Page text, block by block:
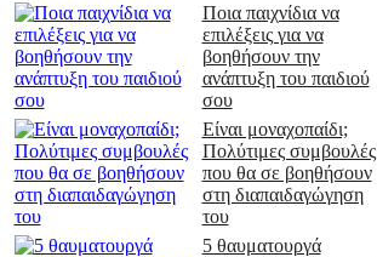
Ποια παιχνίδια να
επιλέξεις για να
βοηθήσουν την
ανάπτυξη του παιδιού
σου
Είναι μοναχοπαίδι;
Πολύτιμες συμβουλές
που θα σε βοηθήσουν
στη διαπαιδαγώγηση
του
5 θαυματουργά